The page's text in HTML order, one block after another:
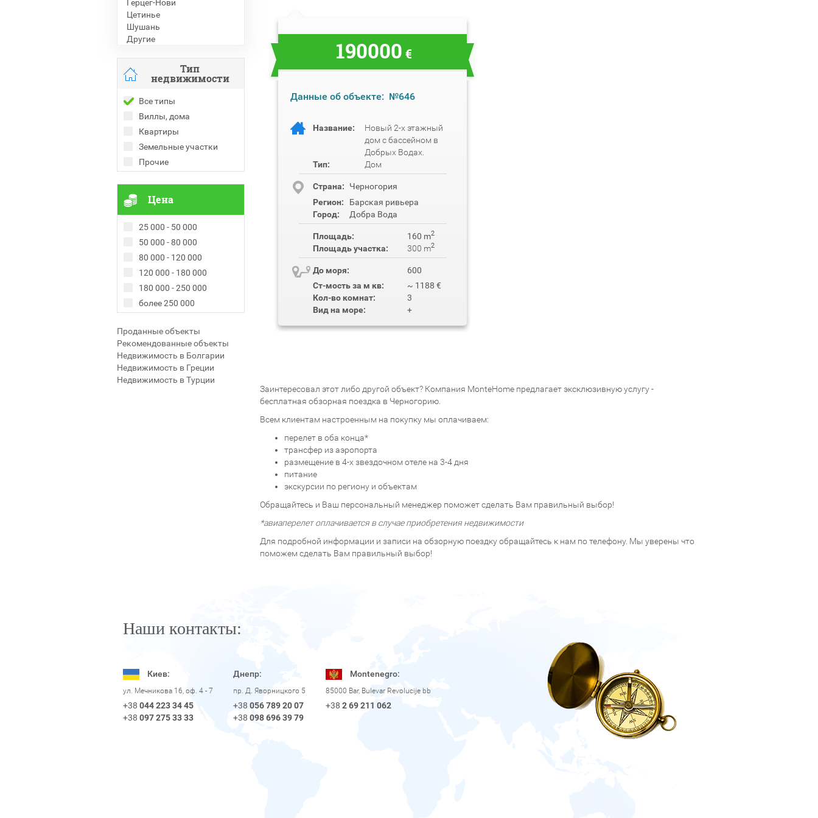
Герцег-Нови
Цетинье
Шушань
Другие
Тип
недвижимости
Все типы
Виллы, дома
Квартиры
Земельные участки
Прочие
Цена
25 000 - 50 000
50 000 - 80 000
80 000 - 120 000
120 000 - 180 000
180 000 - 250 000
более 250 000
Проданные объекты
Рекомендованные объекты
Недвижимость в Болгарии
Недвижимость в Греции
Недвижимость в Турции
190000 €
Данные об объекте: №646
Название:
Новый 2-х этажный
дом с бассейном в
Добрых Водах.
Тип:
Дом
Cтрана:
Черногория
Регион:
Барская ривьера
Город:
Добра Вода
Площадь: 160 m2
Площадь участка: 300 m2
До моря:
600
Ст-мость за м кв:
~ 1188 €
Кол-во комнат:
3
Вид на море:
+
Заинтересовал этот либо другой объект? Компания MonteHome предлагает эксклюзивную услугу -
бесплатная обзорная поездка в Черногорию.
Всем клиентам настроенным на покупку мы оплачиваем:
перелет в оба конца*
трансфер из аэропорта
размещение в 4-х звездочном отеле на 3-4 дня
питание
экскурсии по региону и объектам
Обращайтесь и Ваш персональный менеджер поможет сделать Вам правильный выбор!
*авиаперелет оплачивается в случае приобретения недвижимости
Для подробной информации и записи на обзорную поездку обращайтесь к нам по телефону. Мы уверены что
поможем сделать Вам правильный выбор!
Наши контакты:
Киев:
ул. Мечникова 16, оф. 4 - 7
+38 044 223 34 45
+38 097 275 33 33
Днепр:
пр. Д. Яворницкого 5
+38 056 789 20 07
+38 098 696 39 79
Montenegro:
85000 Bar, Bulevar Revolucije bb
+38 2 69 211 062